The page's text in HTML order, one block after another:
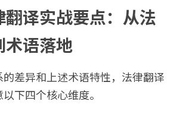
翻译实战要点：从法
术语落地
差异和上述术语特性，法律翻译
下四个核心维度。